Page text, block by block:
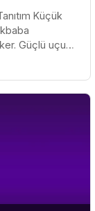
Küçük
Güçlü uçuş